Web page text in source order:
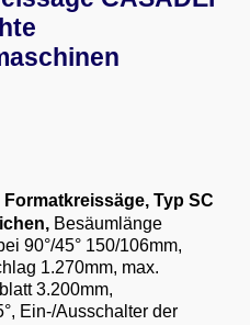
Formatkreissäge, Typ SC
Besäumlänge
90°/45° 150/106mm,
1.270mm, max.
3.200mm,
Ein-/Ausschalter der